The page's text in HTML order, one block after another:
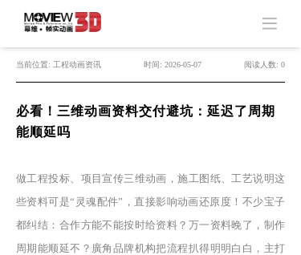
当前位置: 工程动画资讯 时间: 2026-05-07 阅读人数: 0
必看！三维动画资料交付避坑：延迟了周期
能顺延吗
做工程投标、项目宣传三维动画，施工图纸、工艺说明这
些资料可是“灵魂配件”，直接影响动画还原度！不少宝子
都纠结：合作方能不能按时给资料？万一资料晚了，制作
周期能顺延不？廣角品牌机构把流程扒得明明白白，主打